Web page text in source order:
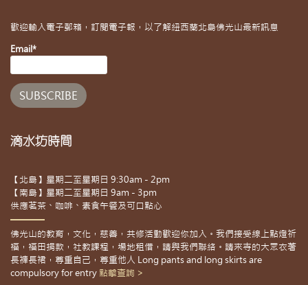
歡迎輸入電子郵箱，訂閱電子報，以了解紐西蘭北島佛光山最新訊息
Email*
滴水坊時間
【北島】星期二至星期日 9:30am - 2pm
【南島】星期二至星期日 9am - 3pm
供應茗茶、咖啡、素食午餐及可口點心
佛光山的教育，文化，慈善，共修活動歡迎你加入。我們接受線上點燈祈
福，福田捐款，社教課程，場地租借，請與我們聯絡。請來寺的大眾衣著
長褲長裙，尊重自己，尊重他人 Long pants and long skirts are
compulsory for entry 點擊查詢 >